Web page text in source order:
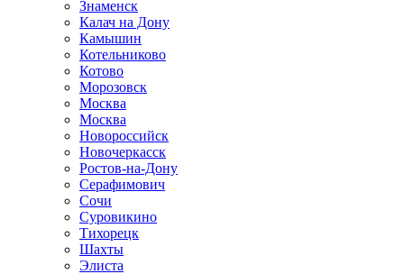
Знаменск
Калач на Дону
Камышин
Котельниково
Котово
Морозовск
Москва
Москва
Новороссийск
Новочеркасск
Ростов-на-Дону
Серафимович
Сочи
Суровикино
Тихорецк
Шахты
Элиста